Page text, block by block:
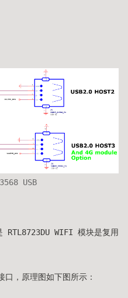
USB
RTL8723DU WIFI 模块是复用
，原理图如下图所示：